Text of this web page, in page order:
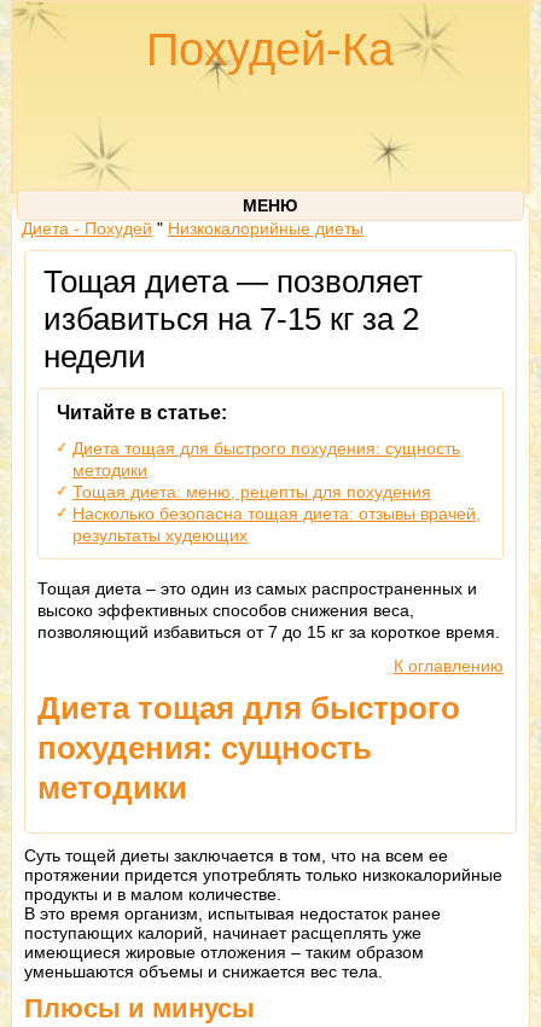
Похудей-Ка
МЕНЮ
Диета - Похудей " Низкокалорийные диеты
Тощая диета — позволяет
избавиться на 7-15 кг за 2
недели
Читайте в статье:
Диета тощая для быстрого похудения: сущность
методики
Тощая диета: меню, рецепты для похудения
Насколько безопасна тощая диета: отзывы врачей,
результаты худеющих
Тощая диета – это один из самых распространенных и
высоко эффективных способов снижения веса,
позволяющий избавиться от 7 до 15 кг за короткое время.
К оглавлению
Диета тощая для быстрого
похудения: сущность
методики
Суть тощей диеты заключается в том, что на всем ее
протяжении придется употреблять только низкокалорийные
продукты и в малом количестве.
В это время организм, испытывая недостаток ранее
поступающих калорий, начинает расщеплять уже
имеющиеся жировые отложения – таким образом
уменьшаются объемы и снижается вес тела.
Плюсы и минусы